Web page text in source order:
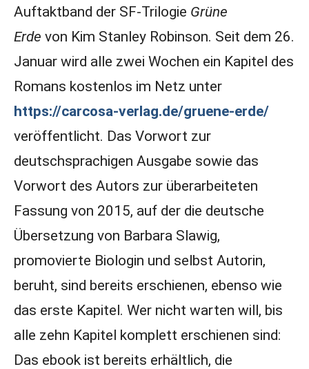
Auftaktband der SF-Trilogie Grüne
Erde von Kim Stanley Robinson. Seit dem 26.
Januar wird alle zwei Wochen ein Kapitel des
Romans kostenlos im Netz unter
https://carcosa-verlag.de/gruene-erde/
veröffentlicht. Das Vorwort zur
deutschsprachigen Ausgabe sowie das
Vorwort des Autors zur überarbeiteten
Fassung von 2015, auf der die deutsche
Übersetzung von Barbara Slawig,
promovierte Biologin und selbst Autorin,
beruht, sind bereits erschienen, ebenso wie
das erste Kapitel. Wer nicht warten will, bis
alle zehn Kapitel komplett erschienen sind:
Das ebook ist bereits erhältlich, die